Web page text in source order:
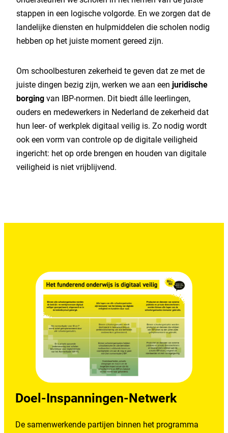
stappen in een logische volgorde. En we zorgen dat de
landelijke diensten en hulpmiddelen die scholen nodig
hebben op het juiste moment gereed zijn.
Om schoolbesturen zekerheid te geven dat ze met de
juiste dingen bezig zijn, werken we aan een juridische
borging van IBP-normen. Dit biedt álle leerlingen,
ouders en medewerkers in Nederland de zekerheid dat
hun leer- of werkplek digitaal veilig is. Zo nodig wordt
ook een vorm van controle op de digitale veiligheid
ingericht: het op orde brengen en houden van digitale
veiligheid is niet vrijblijvend.
Doel-Inspanningen-Netwerk
De samenwerkende partijen binnen het programma